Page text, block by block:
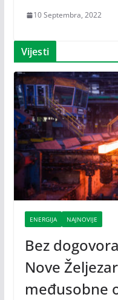
10 Septembra, 2022
Vijesti
ENERGIJA NAJNOVIJE
Bez
Nove
međusobne